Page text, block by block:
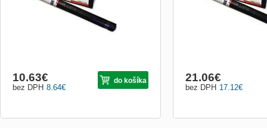
8.64€
bez DPH
10.63€ do košíka
17.12€
bez DPH
21.06€